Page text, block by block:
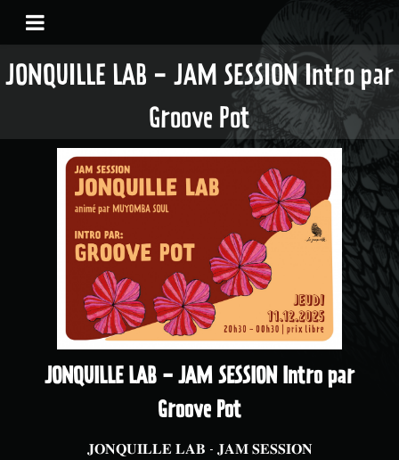
JONQUILLE LAB - JAM SESSION Intro par
Groove Pot
JONQUILLE LAB - JAM SESSION Intro par
Groove Pot
𝐉𝐎𝐍𝐐𝐔𝐈𝐋𝐋𝐄 𝐋𝐀𝐁 - 𝐉𝐀𝐌 𝐒𝐄𝐒𝐒𝐈𝐎𝐍